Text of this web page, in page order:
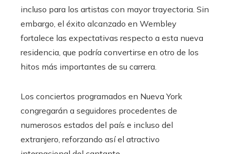
incluso para los artistas con mayor trayectoria. Sin
embargo, el éxito alcanzado en Wembley
fortalece las expectativas respecto a esta nueva
residencia, que podría convertirse en otro de los
hitos más importantes de su carrera.
Los conciertos programados en Nueva York
congregarán a seguidores procedentes de
numerosos estados del país e incluso del
extranjero, reforzando así el atractivo